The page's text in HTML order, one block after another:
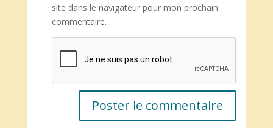
site dans le navigateur pour mon prochain
commentaire.